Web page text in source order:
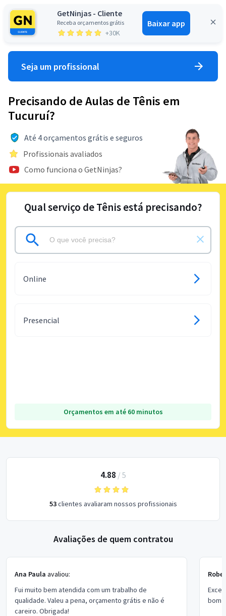
GetNinjas - Cliente
Receba orçamentos grátis
+30K
Baixar app
Entrar
Seja um profissional
Precisando de Aulas de Tênis em
Tucuruí?
Até 4 orçamentos grátis e seguros
Profissionais avaliados
Como funciona o GetNinjas?
Qual serviço de Tênis está precisando?
Online
Presencial
Orçamentos em até 60 minutos
4.88 / 5
53clientes avaliaram nossos profissionais
Avaliações de quem contratou
Ana Paula avaliou:
Fui muito bem atendida com um trabalho de
qualidade. Valeu a pena, orçamento grátis e não é
careiro. Obrigada!
bom